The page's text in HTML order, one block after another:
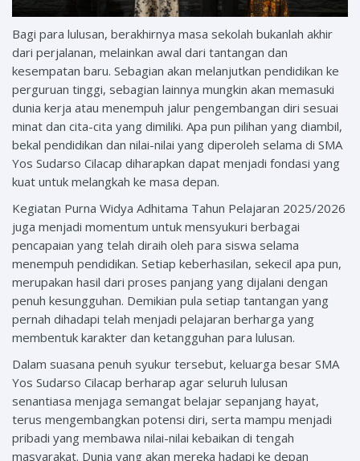
Bagi para lulusan, berakhirnya masa sekolah bukanlah akhir
dari perjalanan, melainkan awal dari tantangan dan
kesempatan baru. Sebagian akan melanjutkan pendidikan ke
perguruan tinggi, sebagian lainnya mungkin akan memasuki
dunia kerja atau menempuh jalur pengembangan diri sesuai
minat dan cita-cita yang dimiliki. Apa pun pilihan yang diambil,
bekal pendidikan dan nilai-nilai yang diperoleh selama di SMA
Yos Sudarso Cilacap diharapkan dapat menjadi fondasi yang
kuat untuk melangkah ke masa depan.
Kegiatan Purna Widya Adhitama Tahun Pelajaran 2025/2026
juga menjadi momentum untuk mensyukuri berbagai
pencapaian yang telah diraih oleh para siswa selama
menempuh pendidikan. Setiap keberhasilan, sekecil apa pun,
merupakan hasil dari proses panjang yang dijalani dengan
penuh kesungguhan. Demikian pula setiap tantangan yang
pernah dihadapi telah menjadi pelajaran berharga yang
membentuk karakter dan ketangguhan para lulusan.
Dalam suasana penuh syukur tersebut, keluarga besar SMA
Yos Sudarso Cilacap berharap agar seluruh lulusan
senantiasa menjaga semangat belajar sepanjang hayat,
terus mengembangkan potensi diri, serta mampu menjadi
pribadi yang membawa nilai-nilai kebaikan di tengah
masyarakat. Dunia yang akan mereka hadapi ke depan